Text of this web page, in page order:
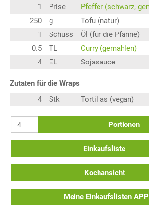
1
Prise
Pfeffer (schwarz,
250
g
Tofu (natur)
1
Schuss
Öl (für die Pfanne)
0.5
TL
Curry (gemahlen)
4
EL Sojasauce
Zutaten für die Wraps
4
Stk Tortillas (vegan)
Portionen
Einkaufsliste
Kochansicht
Meine Einkaufslisten APP